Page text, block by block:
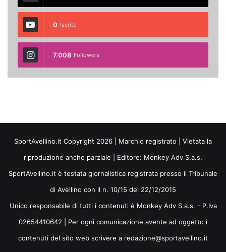
0 Iscritti
7.008 Followers
SportAvellino.it Copyright 2026 | Marchio registrato | Vietata la
riproduzione anche parziale | Editore: Monkey Adv S.a.s.
SportAvellino.it è testata giornalistica registrata presso il Tribunale
di Avellino con il n. 10/15 del 22/12/2015
Unico responsabile di tutti i contenuti è Monkey Adv S.a.s. - P.Iva
02654410642 | Per ogni comunicazione avente ad oggetto i
contenuti del sito web scrivere a redazione@sportavellino.it